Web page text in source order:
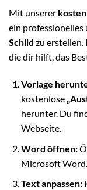
Mit unserer
ein professionelles
Schild zu
die dir hilft, das
Vorlage
kostenlose
herunter. Du
Webseite.
Word öffnen:
Microsoft Word.
Text anpassen: